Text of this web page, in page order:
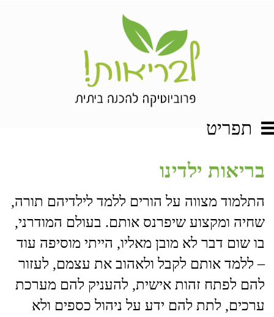
תפריט
בריאות ילדינו
התלמוד מצווה על הורים ללמד לילדיהם תורה,
שחיה ומקצוע שיפרנס אותם. בעולם המודרני,
בו שום דבר לא מובן מאליו, הייתי מוסיפה עוד
– ללמד אותם לקבל ולאהוב את עצמם, לעזור
להם לפתח זהות אישית, להעניק להם מערכת
ערכים, לתת להם ידע על ניהול כספים ולא